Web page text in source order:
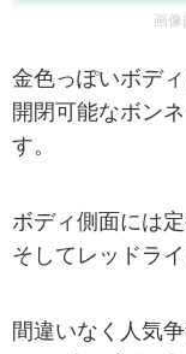
画像
金色っぽいボデ
開閉可能なボン
す。
ボディ側面には
そしてレッドラ
間違いなく人気